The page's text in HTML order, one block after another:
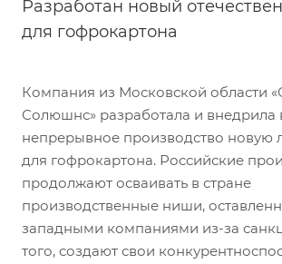
Разработан новый
для гофрокартона
Компания из Московской области
Солюшнс» разработала и внедрила
непрерывное производство новую
для гофрокартона. Российские
продолжают осваивать в стране
производственные ниши,
западными компаниями из-за
того, создают свои